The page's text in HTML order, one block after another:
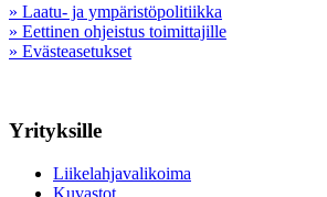
» Laatu- ja ympäristöpolitiikka
» Eettinen ohjeistus toimittajille
» Evästeasetukset
Yrityksille
Liikelahjavalikoima